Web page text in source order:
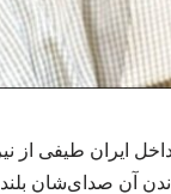
ایران طیفی از
آن صدای‌شان